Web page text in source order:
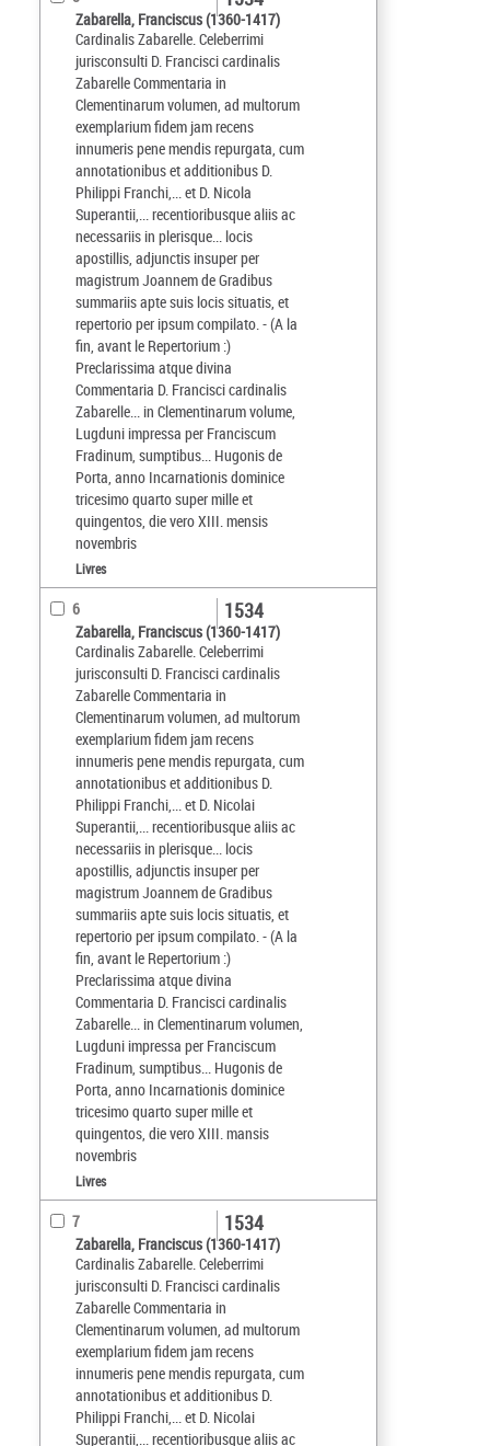
Zabarella, Franciscus (1360-1417)
Cardinalis Zabarelle. Celeberrimi
jurisconsulti D. Francisci cardinalis
Zabarelle Commentaria in
Clementinarum volumen, ad multorum
exemplarium fidem jam recens
innumeris pene mendis repurgata, cum
annotationibus et additionibus D.
Philippi Franchi,... et D. Nicola
Superantii,... recentioribusque aliis ac
necessariis in plerisque... locis
apostillis, adjunctis insuper per
magistrum Joannem de Gradibus
summariis apte suis locis situatis, et
repertorio per ipsum compilato. - (A la
fin, avant le Repertorium :)
Preclarissima atque divina
Commentaria D. Francisci cardinalis
Zabarelle... in Clementinarum volume,
Lugduni impressa per Franciscum
Fradinum, sumptibus... Hugonis de
Porta, anno Incarnationis dominice
tricesimo quarto super mille et
quingentos, die vero XIII. mensis
novembris
Livres
6
Zabarella, Franciscus (1360-1417)
Cardinalis Zabarelle. Celeberrimi
jurisconsulti D. Francisci cardinalis
Zabarelle Commentaria in
Clementinarum volumen, ad multorum
exemplarium fidem jam recens
innumeris pene mendis repurgata, cum
annotationibus et additionibus D.
Philippi Franchi,... et D. Nicolai
Superantii,... recentioribusque aliis ac
necessariis in plerisque... locis
apostillis, adjunctis insuper per
magistrum Joannem de Gradibus
summariis apte suis locis situatis, et
repertorio per ipsum compilato. - (A la
fin, avant le Repertorium :)
Preclarissima atque divina
Commentaria D. Francisci cardinalis
Zabarelle... in Clementinarum volumen,
Lugduni impressa per Franciscum
Fradinum, sumptibus... Hugonis de
Porta, anno Incarnationis dominice
tricesimo quarto super mille et
quingentos, die vero XIII. mansis
novembris
1534
Livres
7
Zabarella, Franciscus (1360-1417)
Cardinalis Zabarelle. Celeberrimi
jurisconsulti D. Francisci cardinalis
Zabarelle Commentaria in
Clementinarum volumen, ad multorum
exemplarium fidem jam recens
innumeris pene mendis repurgata, cum
annotationibus et additionibus D.
Philippi Franchi,... et D. Nicolai
Superantii,... recentioribusque aliis ac
1534